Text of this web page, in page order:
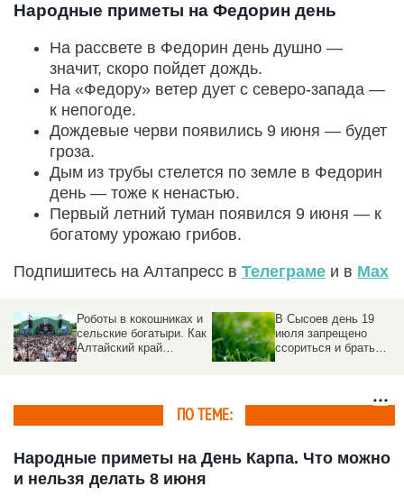
Народные приметы на Федорин день
На рассвете в Федорин день душно —
значит, скоро пойдет дождь.
На «Федору» ветер дует с северо-запада —
к непогоде.
Дождевые черви появились 9 июня — будет
гроза.
Дым из трубы стелется по земле в Федорин
день — тоже к ненастью.
Первый летний туман появился 9 июня — к
богатому урожаю грибов.
Подпишитесь на Алтапресс в Телеграме и в Max
Роботы в кокошниках и
сельские богатыри. Как
Алтайский край
В Сысоев день 19
июля запрещено
ссориться и брать
ПО ТЕМЕ:
Народные приметы на День Карпа. Что можно
и нельзя делать 8 июня